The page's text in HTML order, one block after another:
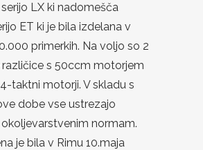
LX ki nadomešča
ET ki je bila izdelana v
primerkih. Na voljo so 2
s 50ccm motorjem
taktni motorji. V skladu s
dobe vse ustrezajo
normam.
je bila v Rimu 10.maja